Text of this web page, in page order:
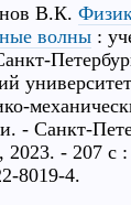
В.К.
волны :
- Санкт-
2023. - 207 с
8019-4.